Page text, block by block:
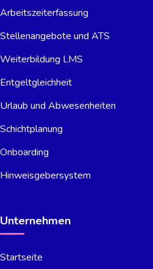
Arbeitszeiterfassung
Stellenangebote und ATS
Weiterbildung LMS
Entgeltgleichheit
Urlaub und Abwesenheiten
Schichtplanung
Onboarding
Hinweisgebersystem
Unternehmen
Startseite